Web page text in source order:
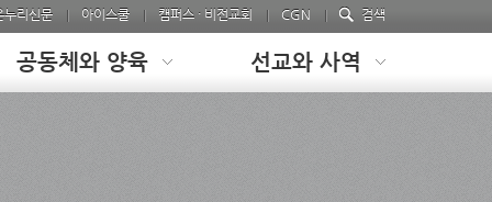
누리신문 아이스쿨 캠퍼스 · 비전교회 CGN 검색
공동체와 양육 선교와 사역